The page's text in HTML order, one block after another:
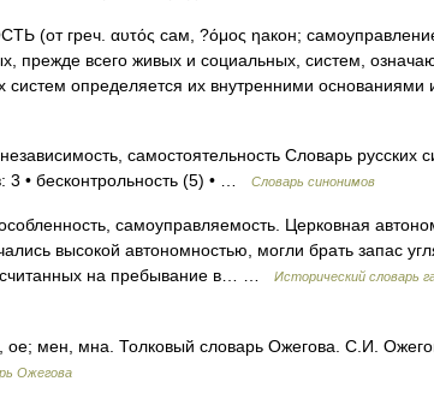
греч. αυτός сам, ?όμος ηакон;
прежде всего живых и социальных, систем,
систем определяется их внутренними
самостоятельность Словарь русских
3 • бесконтрольность (5) • …
Словарь синонимов
самоуправляемость. Церковная
высокой автономностью, могли брать запас
на пребывание в… …
Исторический словарь
мен, мна. Толковый словарь Ожегова. С.И.
Ожегова